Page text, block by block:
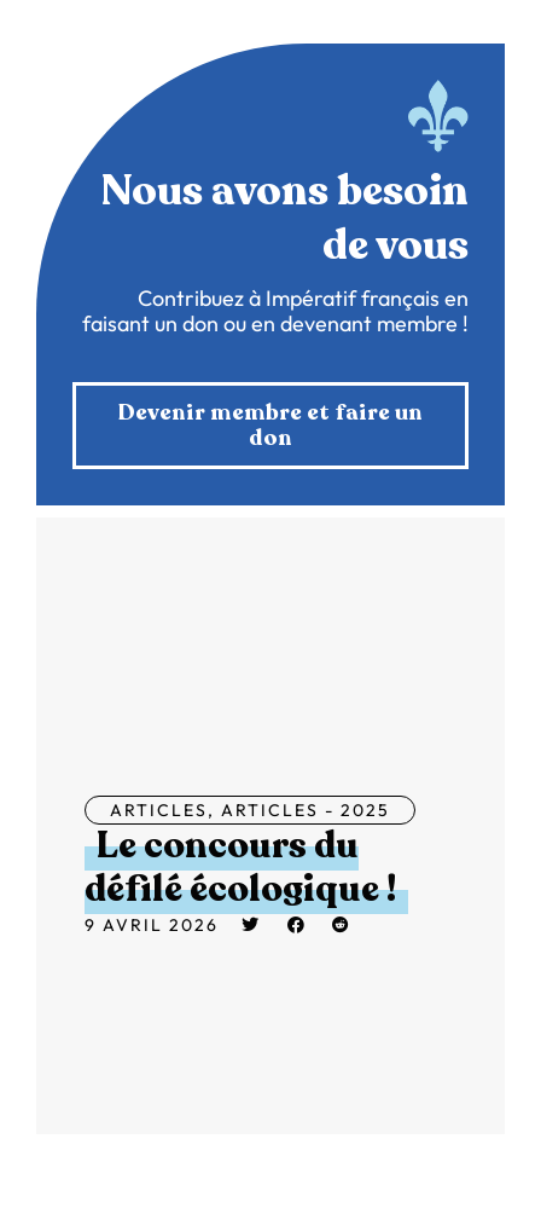
Nous avons besoin
de vous
Contribuez à Impératif français en
faisant un don ou en devenant membre !
Devenir membre et faire un
don
ARTICLES, ARTICLES - 2025
Le concours du
défilé écologique !
9 AVRIL 2026